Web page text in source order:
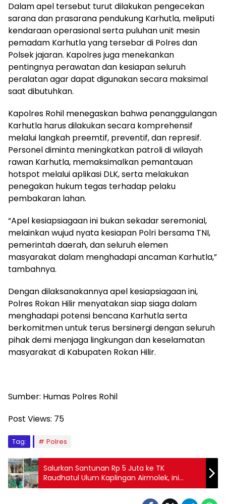
Dalam apel tersebut turut dilakukan pengecekan
sarana dan prasarana pendukung Karhutla, meliputi
kendaraan operasional serta puluhan unit mesin
pemadam Karhutla yang tersebar di Polres dan
Polsek jajaran. Kapolres juga menekankan
pentingnya perawatan dan kesiapan seluruh
peralatan agar dapat digunakan secara maksimal
saat dibutuhkan.
Kapolres Rohil menegaskan bahwa penanggulangan
Karhutla harus dilakukan secara komprehensif
melalui langkah preemtif, preventif, dan represif.
Personel diminta meningkatkan patroli di wilayah
rawan Karhutla, memaksimalkan pemantauan
hotspot melalui aplikasi DLK, serta melakukan
penegakan hukum tegas terhadap pelaku
pembakaran lahan.
“Apel kesiapsiagaan ini bukan sekadar seremonial,
melainkan wujud nyata kesiapan Polri bersama TNI,
pemerintah daerah, dan seluruh elemen
masyarakat dalam menghadapi ancaman Karhutla,”
tambahnya.
Dengan dilaksanakannya apel kesiapsiagaan ini,
Polres Rokan Hilir menyatakan siap siaga dalam
menghadapi potensi bencana Karhutla serta
berkomitmen untuk terus bersinergi dengan seluruh
pihak demi menjaga lingkungan dan keselamatan
masyarakat di Kabupaten Rokan Hilir.
Sumber: Humas Polres Rohil
Post Views: 75
Tag: Polres
Salurkan Santunan Rp 5 Juta ke TK
Raudhatul Ulum Kaplingan Airmolek, ini
Pesan Ketua DPRD Inhu